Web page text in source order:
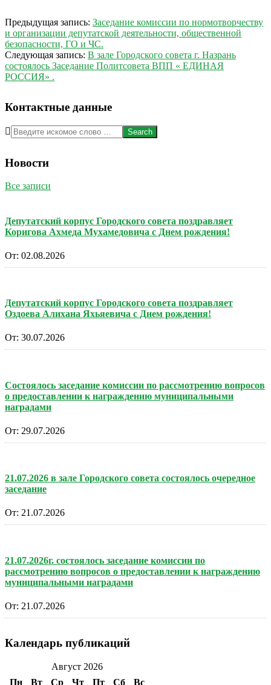
2017-
07-
28
Предыдущая запись: Заседание комиссии по нормотворчеству
и организации депутатской деятельности, общественной
безопасности, ГО и ЧС.
Следующая запись: В зале Городского совета г. Назрань
состоялось Заседание Политсовета ВПП « ЕДИНАЯ
РОССИЯ» .
Контактные данные
Search
Новости
Все записи
Депутатский корпус Городского совета поздравляет
Коригова Ахмеда Мухамедовича с Днем рождения!
От: 02.08.2026
Депутатский корпус Городского совета поздравляет
Оздоева Алихана Яхьяевича с Днем рождения!
От: 30.07.2026
Состоялось заседание комиссии по рассмотрению вопросов
о предоставлении к награждению муниципальными
наградами
От: 29.07.2026
21.07.2026 в зале Городского совета состоялось очередное
заседание
От: 21.07.2026
21.07.2026г. состоялось заседание комиссии по
рассмотрению вопросов о предоставлении к награждению
муниципальными наградами
От: 21.07.2026
Календарь публикаций
Август 2026
Пн
Вт Ср Чт Пт Сб Вс